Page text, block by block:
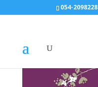
054-2098228